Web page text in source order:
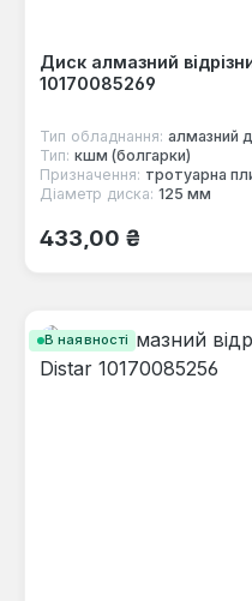
Диск алмазний
10170085269
Тип обладнання: алмазний
Тип: кшм (болгарки)
Призначення: тротуарна
Діаметр диска: 125 мм
Звичайна ціна:
433,00 ₴
В наявності